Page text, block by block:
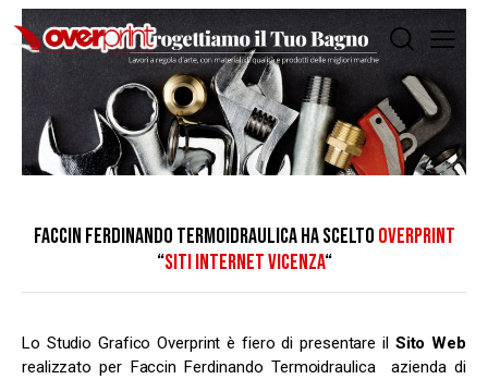
FACCIN FERDINANDO TERMOIDRAULICA HA SCELTO OVERPRINT
“SITI INTERNET VICENZA“
Lo Studio Grafico Overprint è fiero di presentare ilSito Web
realizzato per Faccin Ferdinando Termoidraulica azienda di